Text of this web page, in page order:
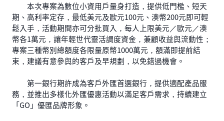
本次專案為數位小資用戶量身打造，提供低門檻、短天
期、高利率定存，最低美元及歐元100元、澳幣200元即可輕
鬆入手，活動期間亦可分批買入，每人上限美元／歐元／澳
幣各1萬元，讓年輕世代靈活調度資金，兼顧收益與流動性；
專案三種幣別總額度各限量原幣1000萬元，額滿即提前結
束，建議有意參與的客戶及早規劃，以免錯過機會。
第一銀行期許成為客戶外匯首選銀行，提供適配產品服
務，並推出多樣化外匯優惠活動以滿足客戶需求，持續建立
「GO」優匯品牌形象。